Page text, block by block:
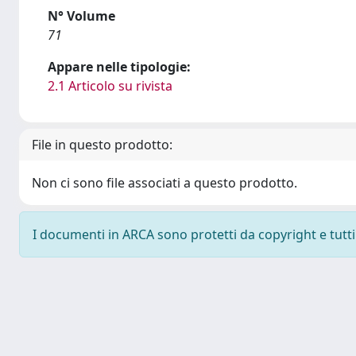
N° Volume
71
Appare nelle tipologie:
2.1 Articolo su rivista
File in questo prodotto:
Non ci sono file associati a questo prodotto.
I documenti in ARCA sono protetti da copyright e